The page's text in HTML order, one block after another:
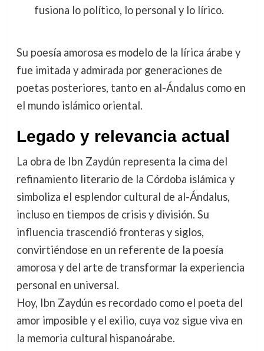
fusiona lo político, lo personal y lo lírico.
Su poesía amorosa es modelo de la lírica árabe y
fue imitada y admirada por generaciones de
poetas posteriores, tanto en al-Ándalus como en
el mundo islámico oriental.
Legado y relevancia actual
La obra de Ibn Zaydún representa la cima del
refinamiento literario de la Córdoba islámica y
simboliza el esplendor cultural de al-Ándalus,
incluso en tiempos de crisis y división. Su
influencia trascendió fronteras y siglos,
convirtiéndose en un referente de la poesía
amorosa y del arte de transformar la experiencia
personal en universal.
Hoy, Ibn Zaydún es recordado como el poeta del
amor imposible y el exilio, cuya voz sigue viva en
la memoria cultural hispanoárabe.